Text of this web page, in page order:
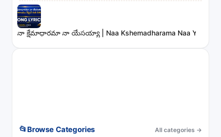
నా క్షేమాధారమా నా యేసయ్యా | Naa Kshemadharama Naa Yesayya
📂 Browse Categories All categories →